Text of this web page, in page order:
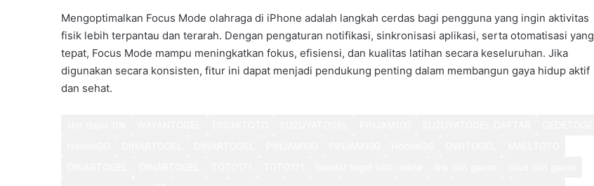
Mengoptimalkan Focus Mode olahraga di iPhone adalah langkah cerdas bagi pengguna yang ingin aktivitas
fisik lebih terpantau dan terarah. Dengan pengaturan notifikasi, sinkronisasi aplikasi, serta otomatisasi yang
tepat, Focus Mode mampu meningkatkan fokus, efisiensi, dan kualitas latihan secara keseluruhan. Jika
digunakan secara konsisten, fitur ini dapat menjadi pendukung penting dalam membangun gaya hidup aktif
dan sehat.